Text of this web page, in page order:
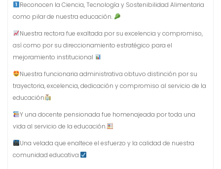
Reconocen la Ciencia, Tecnología y Sostenibilidad Alimentaria
como pilar de nuestra educación.
Nuestra rectora fue exaltada por su excelencia y compromiso,
así como por su direccionamiento estratégico para el
mejoramiento institucional
Nuestra funcionaria administrativa obtuvo distinción por su
trayectoria, excelencia, dedicación y compromiso al servicio de la
educación
Y una docente pensionada fue homenajeada por toda una
vida al servicio de la educación.
Una velada que enaltece el esfuerzo y la calidad de nuestra
comunidad educativa.